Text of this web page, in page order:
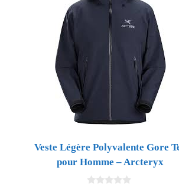
Veste Légère Polyvalente Gore
pour Homme – Arcteryx